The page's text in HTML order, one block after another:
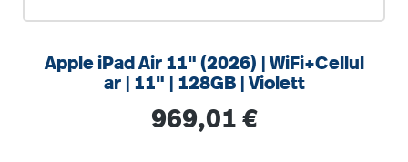
Apple iPad Air 11" (2026) | WiFi+Cellul
ar | 11" | 128GB | Violett
Regulärer Preis:
969,01 €